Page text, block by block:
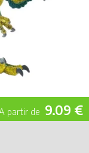
9.09 €